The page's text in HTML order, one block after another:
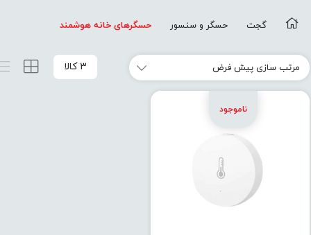
گجت حسگر و سنسور حسگرهای خانه هوشمند
3 کالا